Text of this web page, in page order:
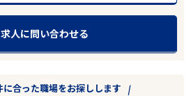
人に問い合わせる
に合った職場をお探しします